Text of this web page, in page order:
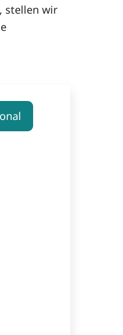
stellen wir